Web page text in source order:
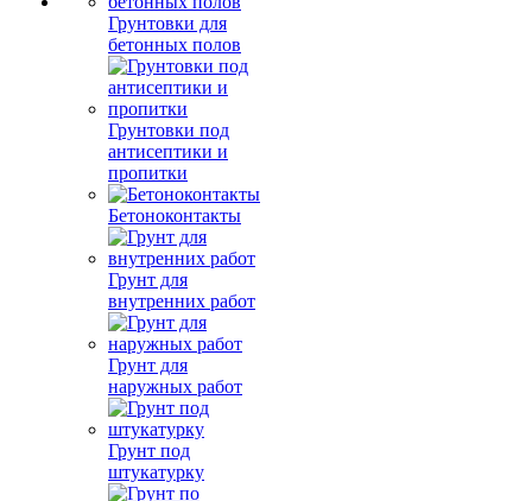
Грунтовки для
бетонных полов
Грунтовки под
антисептики и
пропитки
Бетоноконтакты
Грунт для
внутренних работ
Грунт для
наружных работ
Грунт под
штукатурку